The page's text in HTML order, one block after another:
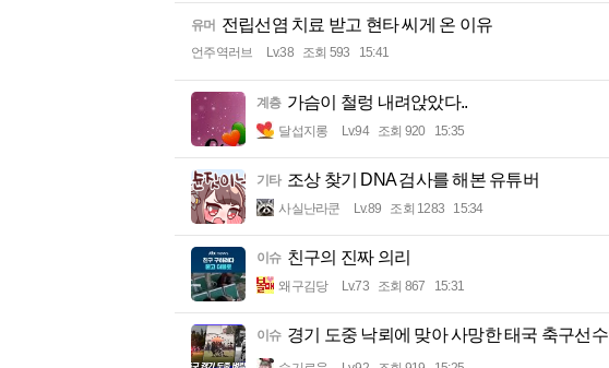
유머 전립선염 치료 받고 현타 씨게 온 이유
언주역러브 Lv.38 조회 593 15:41
계층 가슴이 철렁 내려앉았다..
달섭지롱 Lv.94 조회 920 15:35
기타 조상 찾기 DNA 검사를 해본 유튜버
사실난라쿤 Lv.89 조회 1283 15:34
이슈 친구의 진짜 의리
왜구김당 Lv.73 조회 867 15:31
이슈 경기 도중 낙뢰에 맞아 사망한 태국 축구선수